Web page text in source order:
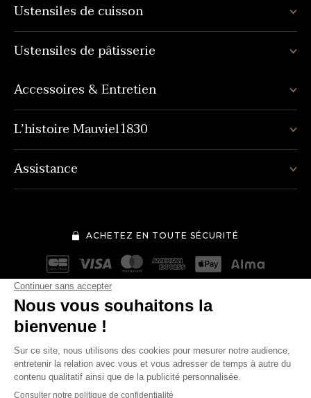
194€ Quantité
Ustensiles de cuisson
Ustensiles de pâtisserie
Accessoires & Entretien
L’histoire Mauviel1830
Assistance
ACHETEZ EN TOUTE SÉCURITÉ
Mentions légales Conditions générales de vente
Politique de protection des données personnelles